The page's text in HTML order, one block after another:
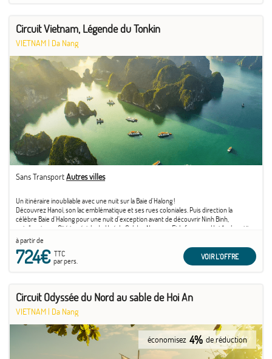
Circuit Vietnam, Légende du Tonkin
VIETNAM | Da Nang
Sans TransportAutres villes
Un itinéraire inoubliable avec une nuit sur la Baie d'Halong !
Découvrez Hanoï, son lac emblématique et ses rues coloniales. Puis direction la
célèbre Baie d'Halong pour une nuit d'exception avant de découvrir Ninh Binh,
puis l'ancienne Cité impériale de Hué, le Col des Nuages... Et la fameuse Hoi An, la petite
Venise du Vietnam avec ses inspirations japonaises et chinoises. Sans oublier le charme
de l'antique Saigon...
à partir de
724€TTC
par pers.
VOIR L'OFFRE
Circuit Odyssée du Nord au sable de Hoi An
VIETNAM | Da Nang
économisez 4% de réduction